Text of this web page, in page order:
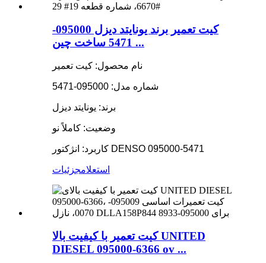
کیت تعمیر برند یونایتد دیزل 095000-
5471 ساخت چین ...
نام محصول: کیت تعمیر
شماره مدل: 095000-5471
برند: یونایتد دیزل
وضعیت: کاملاً نو
کاربرد: انژکتور DENSO 095000-5471
استعلامجزئیات
کیت تعمیر با کیفیت بالا UNITED
DIESEL 095000-6366 ov ...